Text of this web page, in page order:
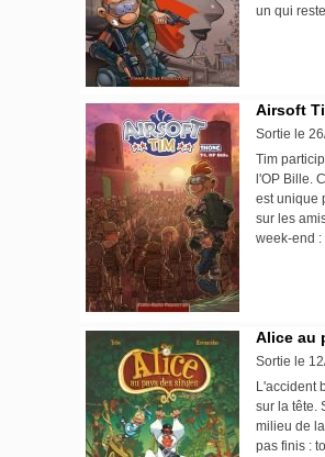
un qui
Airsoft
Sortie le
Tim
l'OP Bille.
est unique
sur les
week-end
Alice au
Sortie le
L'accident
sur la tête.
milieu de
pas finis :